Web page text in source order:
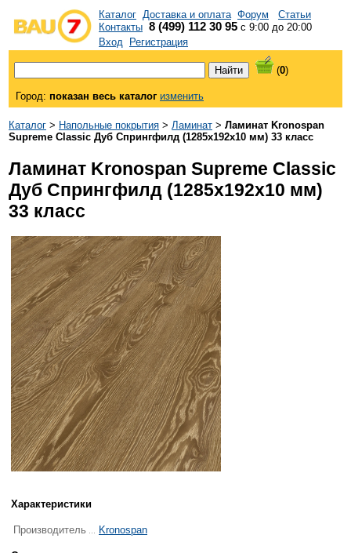
Каталог Доставка и оплата Форум
Статьи
Контакты 8 (499) 112 30 95 с 9:00 до 20:00
Вход
Регистрация
(0)
Город: показан весь каталог изменить
Каталог > Напольные покрытия > Ламинат > Ламинат Kronospan
Supreme Classic Дуб Спрингфилд (1285x192x10 мм) 33 класс
Ламинат Kronospan Supreme Classic
Дуб Спрингфилд (1285x192x10 мм)
33 класс
Характеристики
Производитель Kronospan